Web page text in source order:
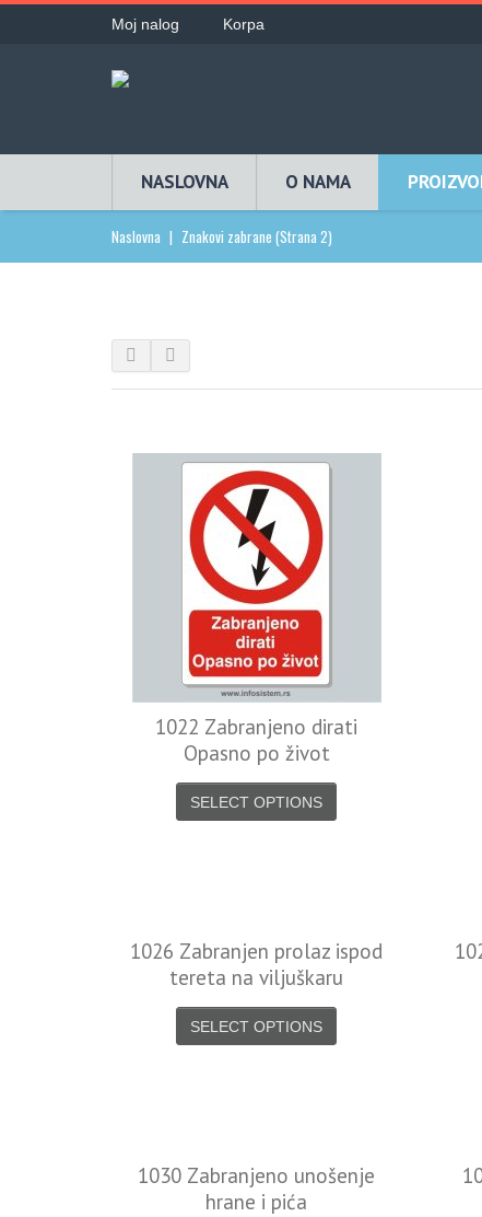
Moj nalog Korpa
NASLOVNA O NAMA
Naslovna | Znakovi zabrane (Strana 2)
1022 Zabranjeno dirati
Opasno po život
SELECT OPTIONS
1026 Zabranjen prolaz ispod
tereta na viljuškaru
SELECT OPTIONS
1030 Zabranjeno unošenje
hrane i pića